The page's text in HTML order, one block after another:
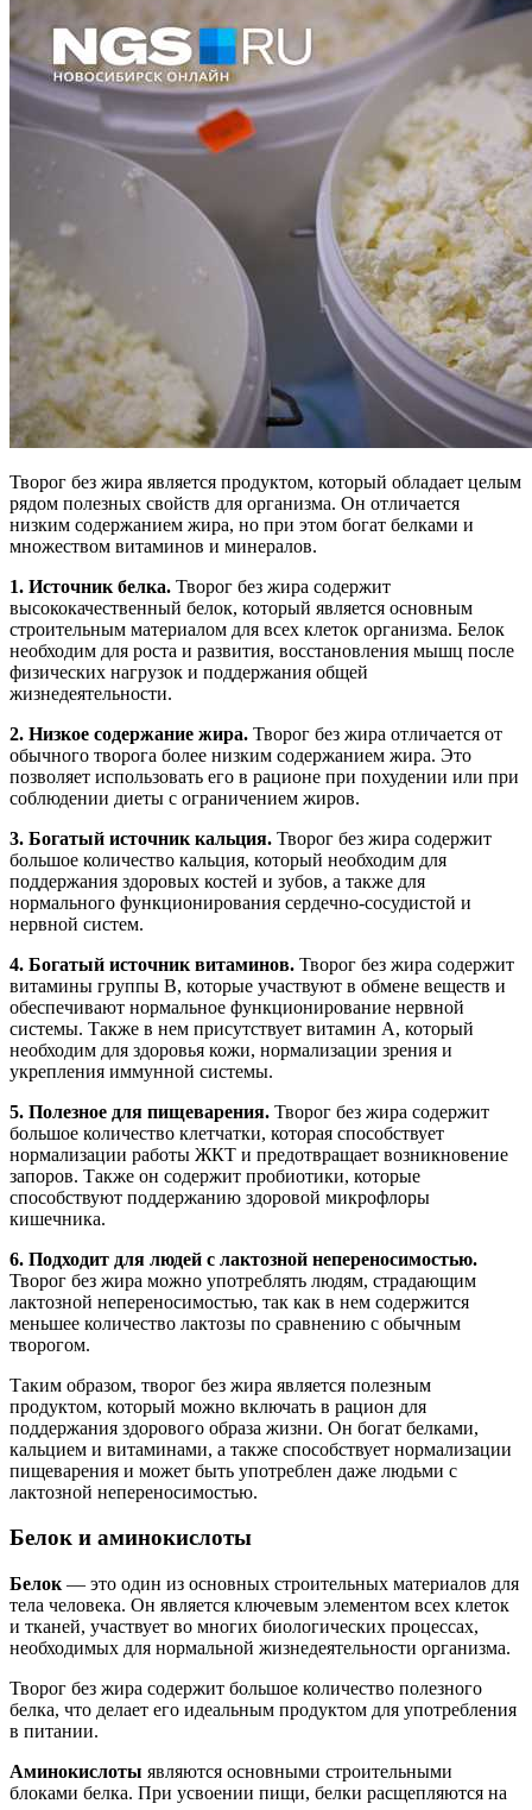
Творог без жира является продуктом, который обладает целым
рядом полезных свойств для организма. Он отличается
низким содержанием жира, но при этом богат белками и
множеством витаминов и минералов.
1. Источник белка. Творог без жира содержит
высококачественный белок, который является основным
строительным материалом для всех клеток организма. Белок
необходим для роста и развития, восстановления мышц после
физических нагрузок и поддержания общей
жизнедеятельности.
2. Низкое содержание жира. Творог без жира отличается от
обычного творога более низким содержанием жира. Это
позволяет использовать его в рационе при похудении или при
соблюдении диеты с ограничением жиров.
3. Богатый источник кальция. Творог без жира содержит
большое количество кальция, который необходим для
поддержания здоровых костей и зубов, а также для
нормального функционирования сердечно-сосудистой и
нервной систем.
4. Богатый источник витаминов. Творог без жира содержит
витамины группы В, которые участвуют в обмене веществ и
обеспечивают нормальное функционирование нервной
системы. Также в нем присутствует витамин А, который
необходим для здоровья кожи, нормализации зрения и
укрепления иммунной системы.
5. Полезное для пищеварения. Творог без жира содержит
большое количество клетчатки, которая способствует
нормализации работы ЖКТ и предотвращает возникновение
запоров. Также он содержит пробиотики, которые
способствуют поддержанию здоровой микрофлоры
кишечника.
6. Подходит для людей с лактозной непереносимостью.
Творог без жира можно употреблять людям, страдающим
лактозной непереносимостью, так как в нем содержится
меньшее количество лактозы по сравнению с обычным
творогом.
Таким образом, творог без жира является полезным
продуктом, который можно включать в рацион для
поддержания здорового образа жизни. Он богат белками,
кальцием и витаминами, а также способствует нормализации
пищеварения и может быть употреблен даже людьми с
лактозной непереносимостью.
Белок и аминокислоты
Белок — это один из основных строительных материалов для
тела человека. Он является ключевым элементом всех клеток
и тканей, участвует во многих биологических процессах,
необходимых для нормальной жизнедеятельности организма.
Творог без жира содержит большое количество полезного
белка, что делает его идеальным продуктом для употребления
в питании.
Аминокислоты являются основными строительными
блоками белка. При усвоении пищи, белки расщепляются на